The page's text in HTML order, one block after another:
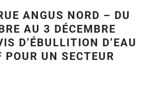
ANGUS NORD – DU
AU 3 DÉCEMBRE
D’ÉBULLITION D’EAU
POUR UN SECTEUR